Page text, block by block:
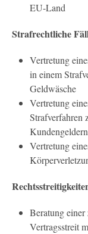
EU-Land
Strafrechtliche
Vertretung
in einem
Geldwäsche
Vertretung
Strafverfahren
Kundengeldern
Vertretung
Beratung
Vertragsstreit